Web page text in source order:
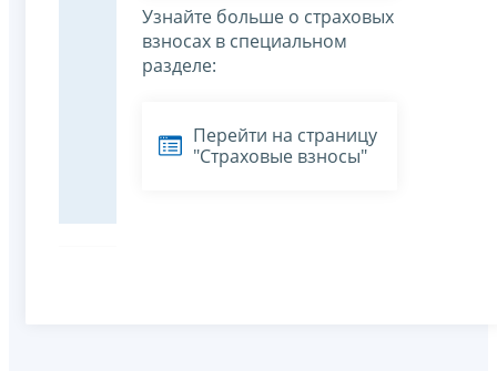
Узнайте больше о страховых
взносах в специальном
разделе:
Перейти на страницу
"Страховые взносы"